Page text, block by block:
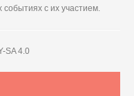
событиях с их участием.
SA 4.0